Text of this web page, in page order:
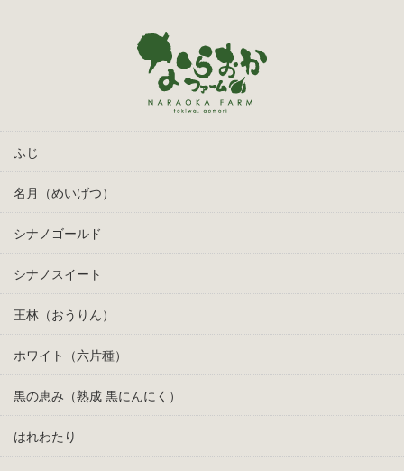
ふじ
名月（めいげつ）
シナノゴールド
シナノスイート
王林（おうりん）
ホワイト（六片種）
黒の恵み（熟成 黒にんにく）
はれわたり